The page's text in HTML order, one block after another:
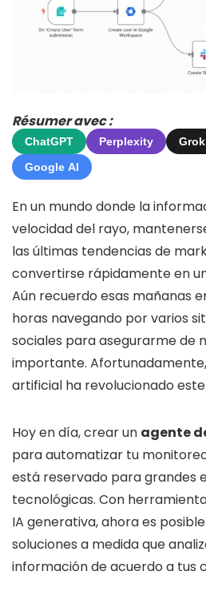
Résumer avec :
ChatGPT Perplexity Grok
Google AI
En un mundo donde la
velocidad del rayo,
las últimas tendencias de
convertirse rápidamente en
Aún recuerdo esas mañanas
horas navegando por varios
sociales para asegurarme de
importante.
artificial ha revolucionado
Hoy en día, crear un agente
para automatizar tu
está reservado para grandes
tecnológicas. Con
IA generativa, ahora es
soluciones a medida que
información de acuerdo a tus